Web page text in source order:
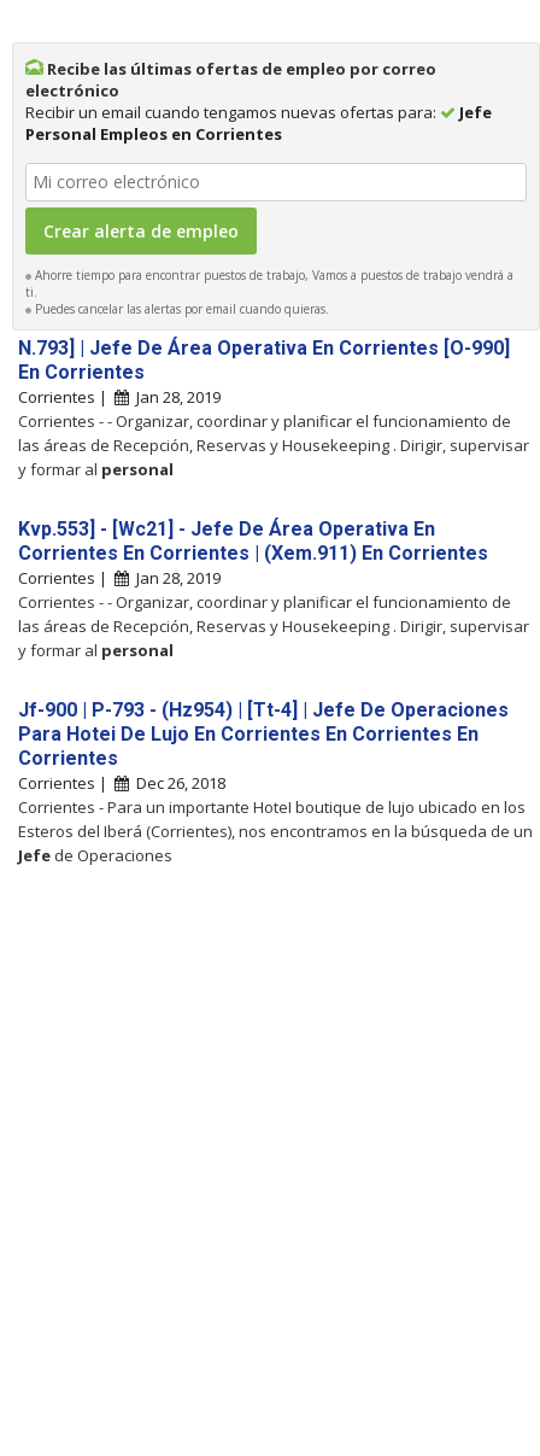
Recibe las últimas ofertas de empleo por correo
electrónico
Recibir un email cuando tengamos nuevas ofertas para:
Jefe
Personal Empleos en Corrientes
Ahorre tiempo para encontrar puestos de trabajo, Vamos a puestos de trabajo vendrá a
ti.
Puedes cancelar las alertas por email cuando quieras.
N.793] | Jefe De Área Operativa En Corrientes [O-990]
En Corrientes
Corrientes |
Jan 28, 2019
Corrientes - - Organizar, coordinar y planificar el funcionamiento de
las áreas de Recepción, Reservas y Housekeeping . Dirigir, supervisar
y formar al personal
Kvp.553] - [Wc21] - Jefe De Área Operativa En
Corrientes En Corrientes | (Xem.911) En Corrientes
Corrientes |
Jan 28, 2019
Corrientes - - Organizar, coordinar y planificar el funcionamiento de
las áreas de Recepción, Reservas y Housekeeping . Dirigir, supervisar
y formar al personal
Jf-900 | P-793 - (Hz954) | [Tt-4] | Jefe De Operaciones
Para Hotei De Lujo En Corrientes En Corrientes En
Corrientes
Corrientes |
Dec 26, 2018
Corrientes - Para un importante HoteI boutique de lujo ubicado en los
Esteros del Iberá (Corrientes), nos encontramos en la búsqueda de un
Jefe de Operaciones